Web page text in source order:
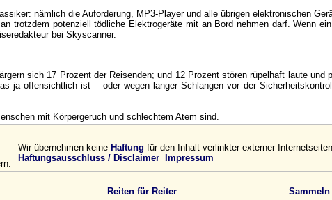
nämlich die Auforderung, MP3-Player und alle übrigen elektronischen
trotzdem potenziell tödliche Elektrogeräte mit an Bord nehmen darf. Wenn
bei Skyscanner.
sich 17 Prozent der Reisenden; und 12 Prozent stören rüpelhaft laute und
ja offensichtlich ist – oder wegen langer Schlangen vor der
mit Körpergeruch und schlechtem Atem sind.
Wir übernehmen keine Haftung für den Inhalt verlinkter externer
Haftungsausschluss / Disclaimer
Impressum
Reiten für Reiter